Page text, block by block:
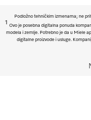
Podložno tehničkim izmenama; ne
1
Ovo je posebna digitalna ponuda
modela i zemlje. Potrebno je da u Miele
digitalne proizvode i usluge.